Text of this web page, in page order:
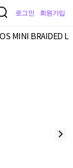
로그인 회원가입